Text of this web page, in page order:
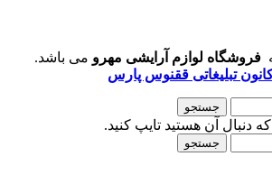
فروشگاه لوازم آرایشی مهرو می باشد.
تبلیغاتی ققنوس پارس
جستجو
دنبال آن هستید تایپ کنید.
جستجو